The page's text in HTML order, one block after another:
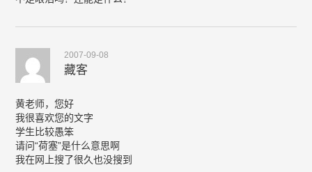
2007-09-08
藏客
黄老师，您好
我很喜欢您的文字
学生比较愚笨
请问“荷塞”是什么意思啊
我在网上搜了很久也没搜到